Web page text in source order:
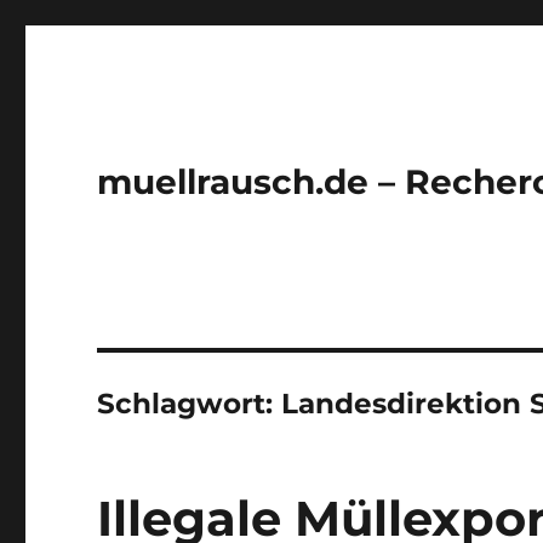
muellrausch.de –
Schlagwort: Landesdirektion
Illegale